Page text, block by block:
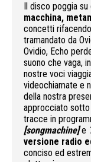
Il disco poggia
macchina,
concetti
tramandato da
Ovidio, Echo
suono che vaga,
nostre voci
videochiamate e
della nostra
approcciato sotto
tracce in
[songmachine]e
versione radio
conciso ed